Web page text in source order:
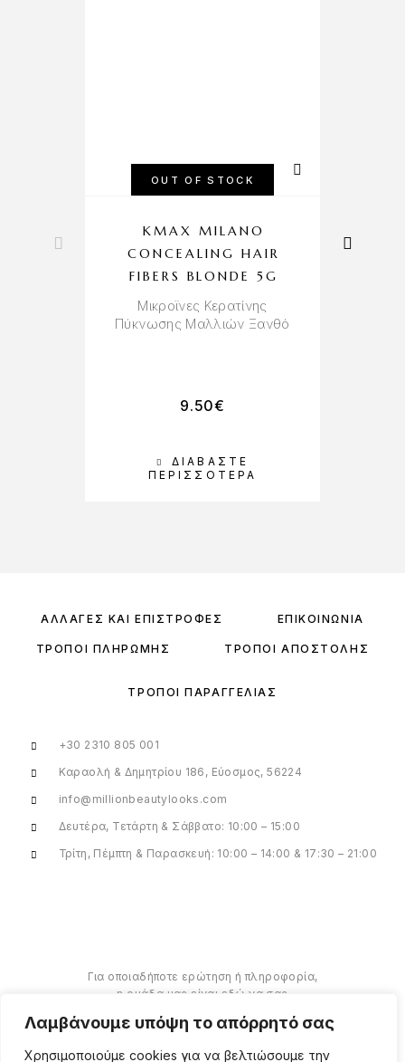
Λαμβάνουμε υπόψη το απόρρητό σας
Χρησιμοποιούμε cookies για να βελτιώσουμε την
OUT OF STOCK
ΔΙΑΒΆΣΤΕ
ΠΕΡΙΣΣΌΤΕΡΑ
KMAX MILANO
CONCEALING HAIR
FIBERS BLONDE 5G
Μικροϊνες Κερατίνης
Πύκνωσης Μαλλιών Ξανθό
9.50€
ΑΛΛΑΓΈΣ ΚΑΙ ΕΠΙΣΤΡΟΦΈΣ ΕΠΙΚΟΙΝΩΝΊΑ
ΤΡΌΠΟΙ ΠΛΗΡΩΜΉΣ ΤΡΌΠΟΙ ΑΠΟΣΤΟΛΉΣ
ΤΡΌΠΟΙ ΠΑΡΑΓΓΕΛΊΑΣ
+30 2310 805 001
Καραολή & Δημητρίου 186, Εύοσμος, 56224
info@millionbeautylooks.com
Δευτέρα, Τετάρτη & Σάββατο: 10:00 – 15:00
Τρίτη, Πέμπτη & Παρασκευή: 10:00 – 14:00 & 17:30 – 21:00
Για οποιαδήποτε ερώτηση ή πληροφορία,
η ομάδα μας είναι εδώ να σας
βοηθήσουμε.
ΠΕΡΙΣΣΌΤΕΡΑ